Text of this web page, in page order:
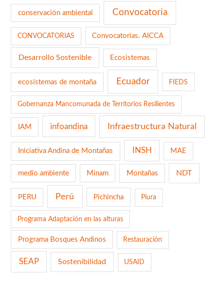
conservación ambiental Convocatoria
CONVOCATORIAS Convocatorias. AICCA
Desarrollo Sostenible Ecosistemas
ecosistemas de montaña Ecuador FIEDS
Gobernanza Mancomunada de Territorios Resilientes
IAM infoandina Infraestructura Natural
Iniciativa Andina de Montañas INSH MAE
medio ambiente Minam Montañas NDT
PERU Perú Pichincha Piura
Programa Adaptación en las alturas
Programa Bosques Andinos Restauración
SEAP Sostenibilidad USAID